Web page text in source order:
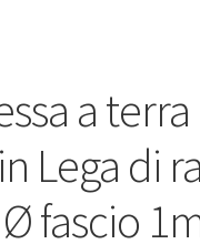
a terra
Lega di
fascio